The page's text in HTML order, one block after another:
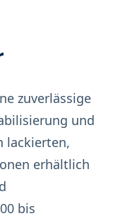
zuverlässige
und
lackierten,
erhältlich
bis